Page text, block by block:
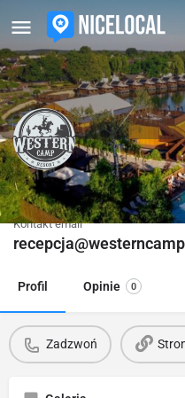
Western Camp
Kontakt email
Profil Opinie 0
Zadzwoń